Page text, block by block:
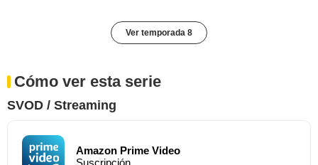
Ver temporada 8
Cómo ver esta serie
SVOD / Streaming
Amazon Prime Video
Suscripción